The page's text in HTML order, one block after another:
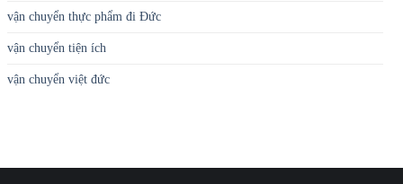
vận chuyển thực phẩm đi Đức
vận chuyển tiện ích
vận chuyển việt đức